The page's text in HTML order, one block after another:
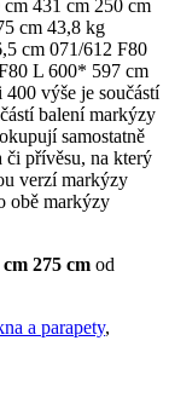
431 cm 250 cm
cm 43,8 kg
cm 071/612 F80
L 600* 597 cm
výše je součástí
balení markýzy
samostatně
či přívěsu, na který
verzí markýzy
obě markýzy
275 cm od
a parapety,